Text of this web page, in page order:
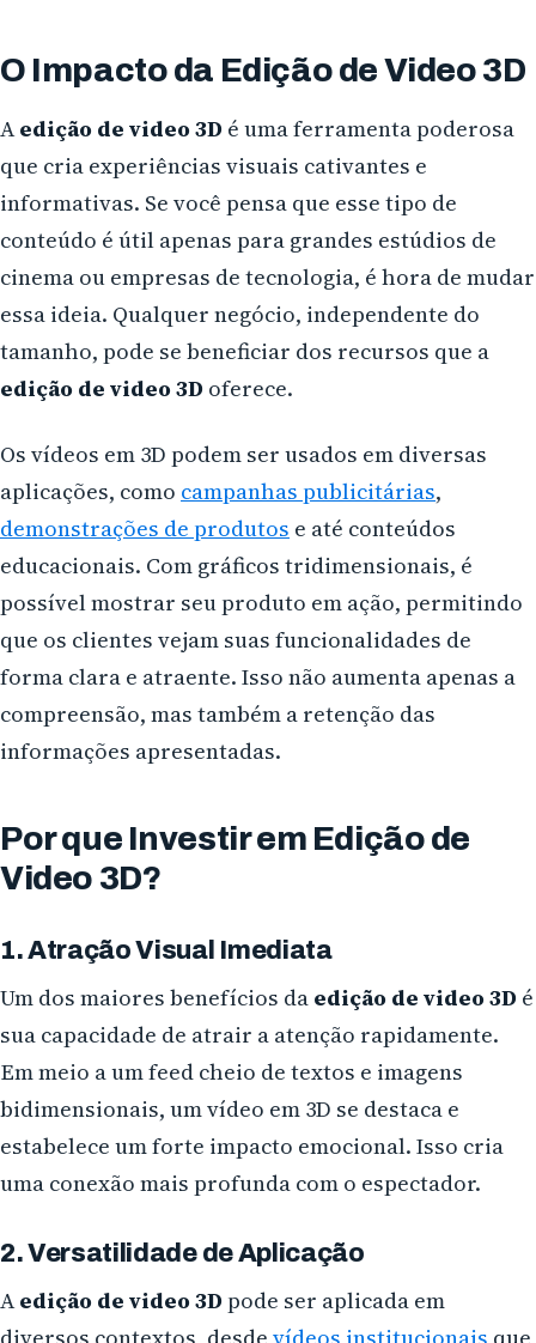
O Impacto da Edição de Video 3D
Aedição de video 3D é uma ferramenta poderosa
que cria experiências visuais cativantes e
informativas. Se você pensa que esse tipo de
conteúdo é útil apenas para grandes estúdios de
cinema ou empresas de tecnologia, é hora de mudar
essa ideia. Qualquer negócio, independente do
tamanho, pode se beneficiar dos recursos que a
edição de video 3D oferece.
Os vídeos em 3D podem ser usados em diversas
aplicações, como campanhas publicitárias,
demonstrações de produtos e até conteúdos
educacionais. Com gráficos tridimensionais, é
possível mostrar seu produto em ação, permitindo
que os clientes vejam suas funcionalidades de
forma clara e atraente. Isso não aumenta apenas a
compreensão, mas também a retenção das
informações apresentadas.
Por que Investir em Edição de
Video 3D?
1. Atração Visual Imediata
Um dos maiores benefícios da edição de video 3D é
sua capacidade de atrair a atenção rapidamente.
Em meio a um feed cheio de textos e imagens
bidimensionais, um vídeo em 3D se destaca e
estabelece um forte impacto emocional. Isso cria
uma conexão mais profunda com o espectador.
2. Versatilidade de Aplicação
Aedição de video 3D pode ser aplicada em